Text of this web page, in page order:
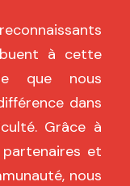
à cette
que nous
dans
Grâce à
et
nous